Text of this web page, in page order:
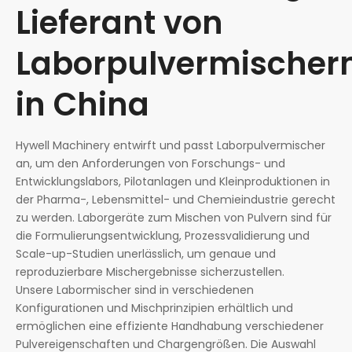
Lieferant von
in China
Hywell Machinery entwirft und passt Laborpulvermischer
an, um den Anforderungen von Forschungs- und
Entwicklungslabors, Pilotanlagen und Kleinproduktionen in
der Pharma-, Lebensmittel- und Chemieindustrie gerecht
zu werden. Laborgeräte zum Mischen von Pulvern sind für
die Formulierungsentwicklung, Prozessvalidierung und
Scale-up-Studien unerlässlich, um genaue und
reproduzierbare Mischergebnisse sicherzustellen.
Unsere Labormischer sind in verschiedenen
Konfigurationen und Mischprinzipien erhältlich und
ermöglichen eine effiziente Handhabung verschiedener
Pulvereigenschaften und Chargengrößen. Die Auswahl